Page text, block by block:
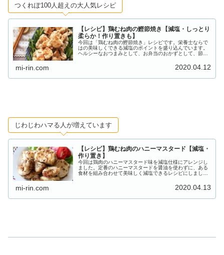
つくれぽ100人超えの大人気レシピ
【レシピ】鶏むね肉の鰹節焼き【減塩・しっとり
柔らか！作り置きも】
今回は「鶏むね肉の鰹節焼き」レシピです。栄養士ならで
はの美味しくできる減塩のポイントを盛り込んでいます。
ヘルシーなおつまみとして、お弁当のおかずとして、節約
mi-rin.com 2020.04.12
じわじわハマる人が増えています
【レシピ】鶏むね肉のハニーマスタード【減塩・
作り置き】
今回は鶏肉のハニーマスタード味を減塩仕様にアレンジし
ました。定番のハニーマスタードを醤油を使わずに、ある
食材を組み合わせて美味しく減塩できるレシピにしまし
mi-rin.com 2020.04.13